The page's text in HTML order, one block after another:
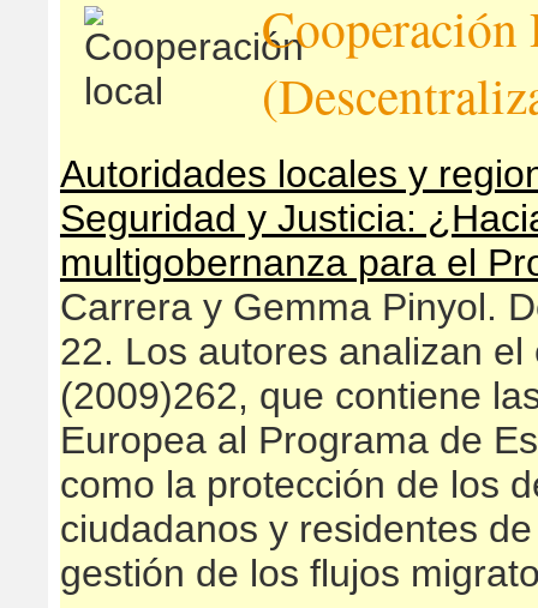
Autoridades locales y
Seguridad y Justicia:
multigobernanza para el
Carrera y Gemma Pinyol.
22. Los autores analizan
(2009)262, que contiene
Europea al Programa de
como la protección de los
ciudadanos y residentes
gestión de los flujos